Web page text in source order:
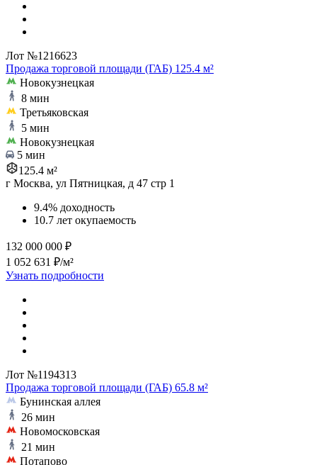
Лот №1216623
Продажа торговой площади (ГАБ) 125.4 м²
Новокузнецкая
8 мин
Третьяковская
5 мин
Новокузнецкая
5 мин
125.4 м²
г Москва, ул Пятницкая, д 47 стр 1
9.4% доходность
10.7 лет окупаемость
132 000 000 ₽
1 052 631 ₽/м²
Узнать подробности
Лот №1194313
Продажа торговой площади (ГАБ) 65.8 м²
Бунинская аллея
26 мин
Новомосковская
21 мин
Потапово